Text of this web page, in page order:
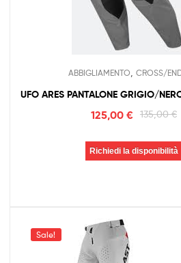
ABBIGLIAMENTO CROSS/
UFO ARES PANTALONE GRIGIO/
135,00€
125,00€
Richiedi la disponibilità
Sale!